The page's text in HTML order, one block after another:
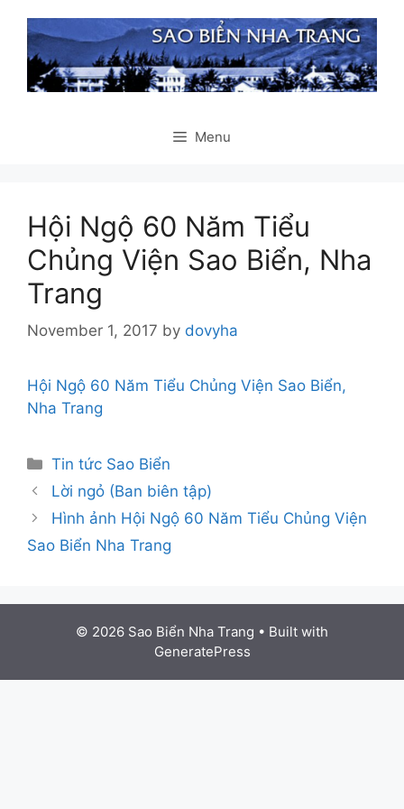
content
Menu
Hội Ngộ 60 Năm Tiểu
Chủng Viện Sao Biển, Nha
Trang
November 1, 2017 by dovyha
Hội Ngộ 60 Năm Tiểu Chủng Viện Sao Biển,
Nha Trang
Categories
Tin tức Sao Biển
Post
navigation
Lời ngỏ (Ban biên tập)
Hình ảnh Hội Ngộ 60 Năm Tiểu Chủng Viện
Sao Biển Nha Trang
© 2026 Sao Biển Nha Trang • Built with
GeneratePress